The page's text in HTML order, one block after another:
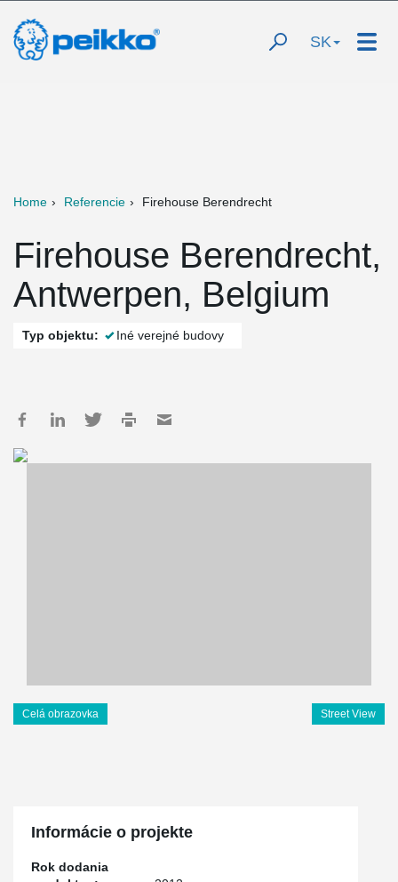
SK
Home Referencie Firehouse Berendrecht
Firehouse Berendrecht,
Antwerpen, Belgium
Typ objektu: Iné verejné budovy
Celá obrazovka Street View
Informácie o projekte
Rok dodania